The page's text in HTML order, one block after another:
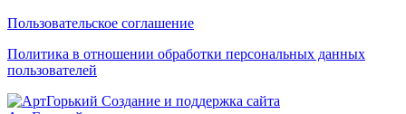
Пользовательское соглашение
Политика в отношении обработки персональных данных
пользователей
Создание и поддержка сайта